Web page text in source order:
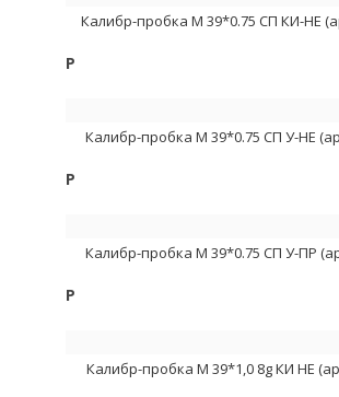
Калибр-пробка М 39*0.75 СП КИ-НЕ
Р
Калибр-пробка М 39*0.75 СП У-НЕ
Р
Калибр-пробка М 39*0.75 СП У-ПР
Р
Калибр-пробка М 39*1,0 8g КИ НЕ